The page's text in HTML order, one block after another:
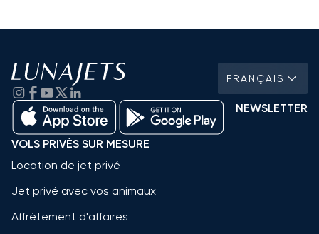
FRANÇAIS
NEWSLETTER
VOLS PRIVÉS SUR MESURE
Location de jet privé
Jet privé avec vos animaux
Affrètement d'affaires